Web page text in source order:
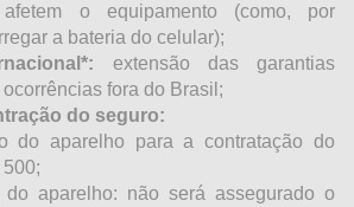
o equipamento (como, por
a bateria do celular);
extensão das garantias
fora do Brasil;
do seguro:
do aparelho para a contratação do
aparelho: não será assegurado o